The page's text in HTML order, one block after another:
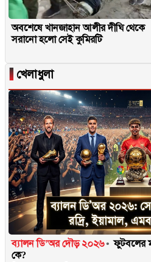
অবশেষে খানজাহান আলীর দীঘি থেকে
সরানো হলো সেই কুমিরটি
▐ খেলাধুলা
ব্যালন ডি’অর দৌড় ২০২৬
ফুটবলের
কে?